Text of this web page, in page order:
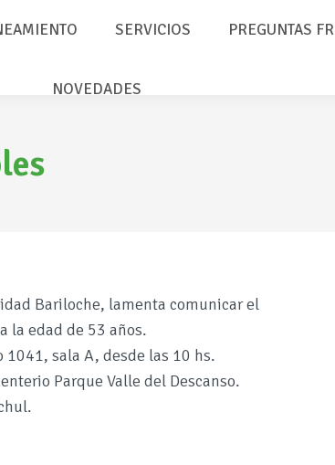
SERVICIOS PREGUNTAS
NOVEDADES
Bariloche, lamenta comunicar el
la edad de 53 años.
1041, sala A, desde las 10 hs.
Parque Valle del Descanso.